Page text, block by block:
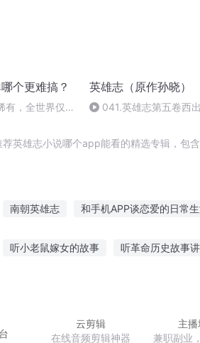
个更难搞？
有，全世界仅2
英雄志（原作孙晓）
041.英雄志第五卷西
英雄志小说哪个app能看的精选专辑，包
南朝英雄志 和手机APP谈恋爱的日常
听小老鼠嫁女的故事 听革命历史故事
云剪辑
在线音频剪辑神器
主播
兼职副业